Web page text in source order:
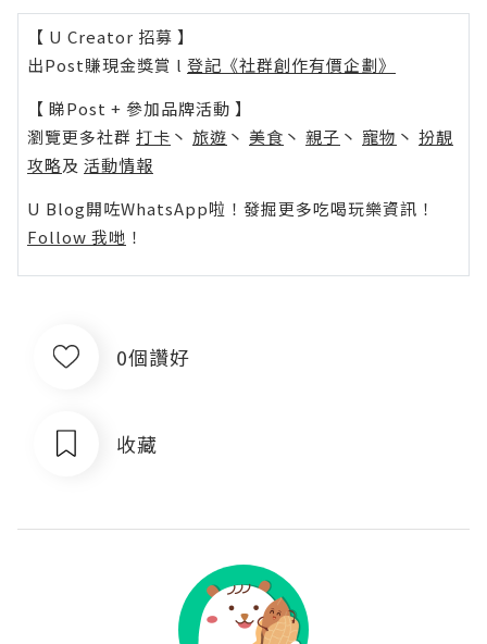
【 U Creator 招募 】
出Post賺現金獎賞 l 登記《社群創作有價企劃》
【 睇Post + 參加品牌活動 】
瀏覽更多社群 打卡 丶 旅遊 丶 美食 丶 親子 丶 寵物 丶 扮靚
攻略及 活動情報
U Blog開咗WhatsApp啦！發掘更多吃喝玩樂資訊！
Follow 我哋 ！
0個讚好
收藏